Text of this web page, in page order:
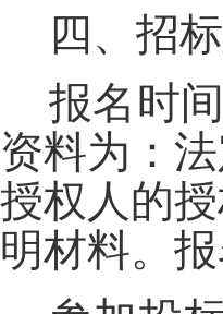
四、招
报名时
资料为：
授权人的
明材料。